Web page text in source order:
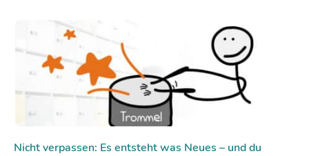
Nicht verpassen: Es entsteht was Neues – und du